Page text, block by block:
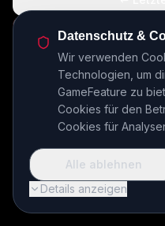
🏠
INSERT
Datenschutz &
Wir verwenden
Technologien, um
GameFeature zu
Cookies für den
Cookies für
Details anzeigen
Alle ablehnen